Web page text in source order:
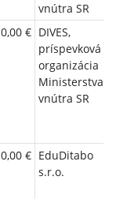
vnútra SR
0,00 € DIVES,
príspevková
organizácia
Ministerstva
vnútra SR
0,00 € EduDitabo
s.r.o.